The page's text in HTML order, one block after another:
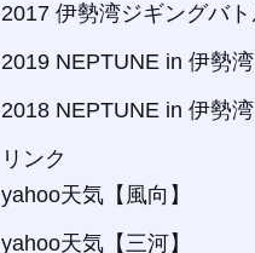
2017 伊勢湾ジギングバ
2019 NEPTUNE in 伊勢湾
2018 NEPTUNE in 伊勢湾
リンク
yahoo天気【風向】
yahoo天気【三河】